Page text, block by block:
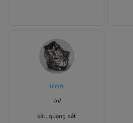
iron
(n)
sắt, quặng sắt
Ví dụ:
The horse had shoes made